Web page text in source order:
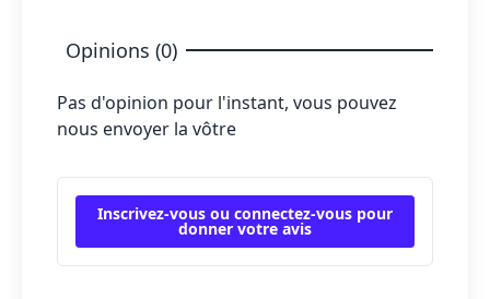
Opinions (0)
Pas d'opinion pour l'instant, vous pouvez
nous envoyer la vôtre
Inscrivez-vous ou connectez-vous pour
donner votre avis